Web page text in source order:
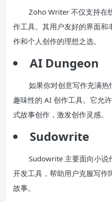
Zoho Writer 不仅支持在
作工具。其用户友好的界面和
作和个人创作的理想之选。
AI Dungeon
如果你对创意写作充满
趣味性的 AI 创作工具。它允
式故事创作，激发创作灵感。
Sudowrite
Sudowrite 主要面向小说
开发工具，帮助用户克服写作
故事。